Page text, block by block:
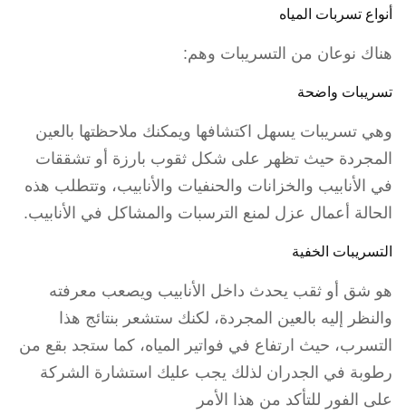
أنواع تسربات المياه
هناك نوعان من التسريبات وهم:
تسريبات واضحة
وهي تسريبات يسهل اكتشافها ويمكنك ملاحظتها بالعين
المجردة حيث تظهر على شكل ثقوب بارزة أو تشققات
في الأنابيب والخزانات والحنفيات والأنابيب، وتتطلب هذه
الحالة أعمال عزل لمنع الترسبات والمشاكل في الأنابيب.
التسريبات الخفية
هو شق أو ثقب يحدث داخل الأنابيب ويصعب معرفته
والنظر إليه بالعين المجردة، لكنك ستشعر بنتائج هذا
التسرب، حيث ارتفاع في فواتير المياه، كما ستجد بقع من
رطوبة في الجدران لذلك يجب عليك استشارة الشركة
على الفور للتأكد من هذا الأمر